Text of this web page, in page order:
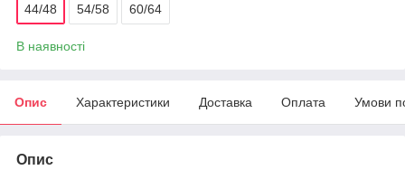
44/48 54/58 60/64
В наявності
Опис Характеристики Доставка Оплата Умови
Опис